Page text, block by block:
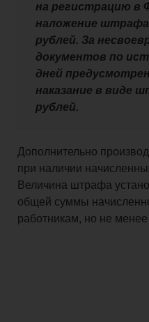
на регистрацию в
наложение штрафа
рублей. За
документов по
дней
наказание в виде
рублей.
Дополнительно
при наличии
Величина штрафа
общей суммы
работникам, но не